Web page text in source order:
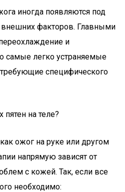
иногда появляются под
факторов. Главными
и
самые легко устраняемые
специфического
пятен на теле?
ожог на руке или другом
напрямую зависят от
с кожей. Так, если все
необходимо: